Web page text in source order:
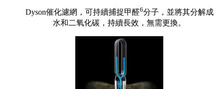
Dyson催化濾網，可持續捕捉甲醛6分子，並將其分解成
水和二氧化碳，持續長效，無需更換。